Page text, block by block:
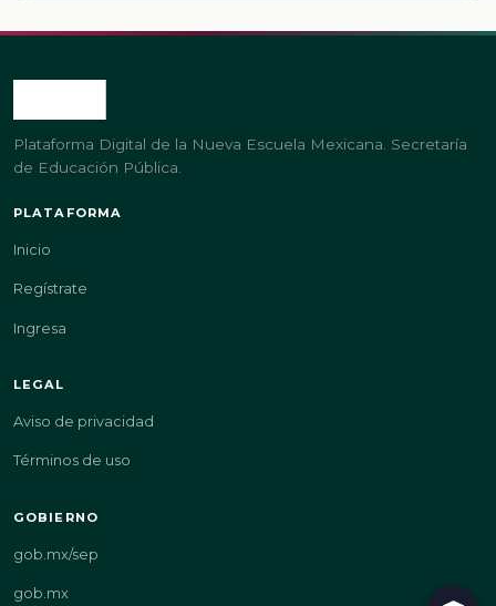
Plataforma Digital de la Nueva Escuela Mexicana. Secretaría
de Educación Pública.
PLATAFORMA
Inicio
Regístrate
Ingresa
LEGAL
Aviso de privacidad
Términos de uso
GOBIERNO
gob.mx/sep
gob.mx